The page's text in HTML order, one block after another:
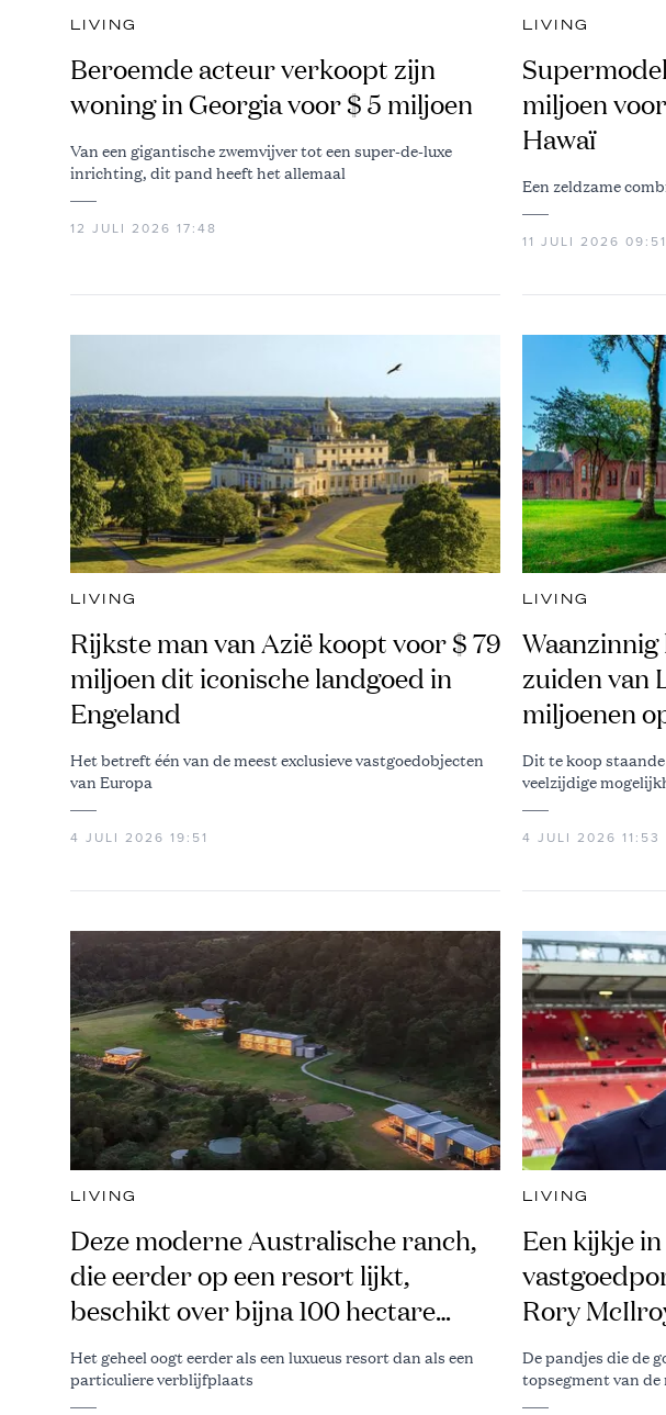
LIVING
Beroemde acteur verkoopt zijn
woning in Georgia voor $ 5 miljoen
Van een gigantische zwemvijver tot een super-de-luxe
inrichting, dit pand heeft het allemaal
12 JULI 2026 17:48
LIVING
miljoen
Hawaï
Een zeldzame
11 JULI 2026 09:51
LIVING
Rijkste man van Azië koopt voor $ 79
miljoen dit iconische landgoed in
Engeland
Het betreft één van de meest exclusieve vastgoedobjecten
van Europa
4 JULI 2026 19:51
LIVING
zuiden van
miljoenen
Dit te koop
veelzijdige
4 JULI 2026 11:53
LIVING
Deze moderne Australische ranch,
die eerder op een resort lijkt,
beschikt over bijna 100 hectare
grond
Het geheel oogt eerder als een luxueus resort dan als een
particuliere verblijfplaats
LIVING
Een kijkje
Rory
De pandjes die de
topsegment van